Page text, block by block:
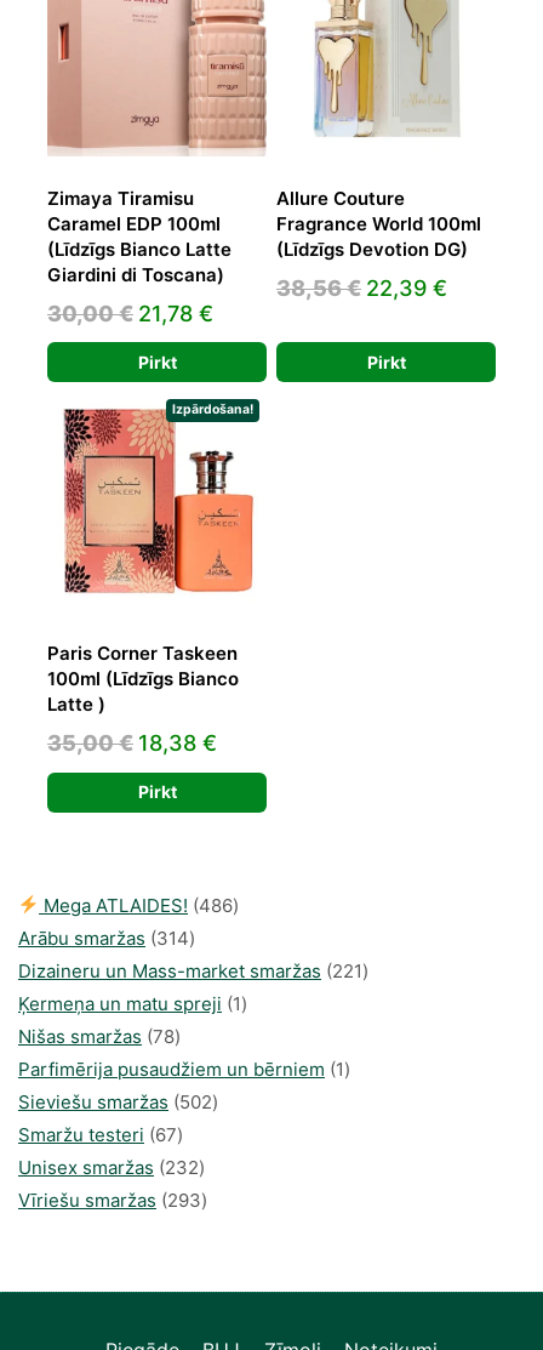
Zimaya Tiramisu
Caramel EDP 100ml
(Līdzīgs Bianco Latte
Giardini di Toscana)
30,00€ Original
price
was:
30,00 €.
21,78 €
price
is:
21,78 €.
Pirkt
Allure Couture
Fragrance World 100ml
(Līdzīgs Devotion DG)
38,56€ Original
was:
38,56 €.
22,39 €
22,39 €.
Pirkt
Izpārdošana!
Paris Corner Taskeen
100ml (Līdzīgs Bianco
Latte )
35,00€ Original
price
was:
18,38 €
price
is:
Pirkt
Mega ATLAIDES! 486486
Arābu smaržas 314314
produkti
Dizaineru un Mass-market smaržas 221221
Ķermeņa un matu spreji 11
Nišas smaržas 7878
produkts
Parfimērija pusaudžiem un bērniem 11
Sieviešu smaržas 502502
Smaržu testeri 6767
produkts
Unisex smaržas 232232
produkts
Vīriešu smaržas 293293